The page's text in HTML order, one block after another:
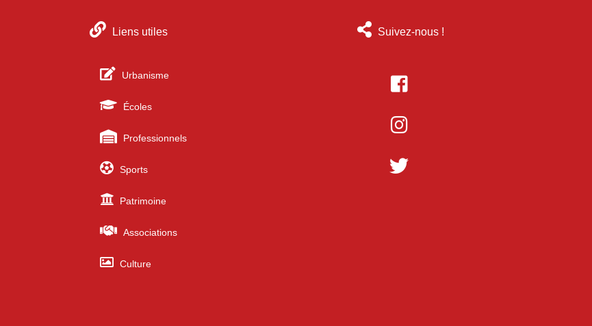
Liens utiles
Urbanisme
Écoles
Professionnels
Sports
Patrimoine
Associations
Culture
Suivez-nous !